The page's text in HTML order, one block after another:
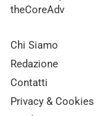
theCoreAdv
Chi Siamo
Redazione
Contatti
Privacy & Cookies